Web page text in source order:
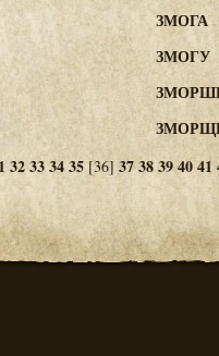
ЗМОГА
ЗМОГУ
32333435 [36] 3738394041